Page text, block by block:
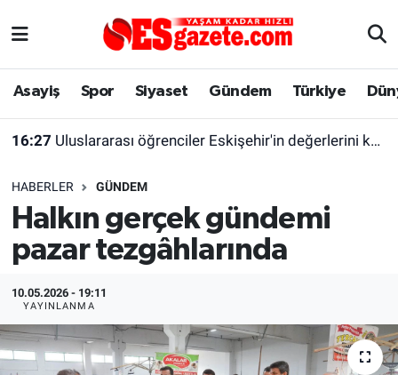
Asayiş Spor Siyaset Gündem Türkiye
16:27 Uluslararası öğrenciler Eskişehir'in değerlerini keşfetti
HABERLER GÜNDEM
Halkın gerçek gündemi
pazar tezgâhlarında
10.05.2026 - 19:11
YAYINLANMA
Asayiş
Gündem
Türkiye
Dünya
Sağlık
Yaşam
Eskişehirspor Arşivi
Eskişehir Arşivi
Röportaj
Ekonomi
Eskişehir Nöbetçi Eczaneler
Süper Lig Puan Durumu ve Fikstür
Tüm Manşetler
Son Dakika Haberleri
Haber Arşivi